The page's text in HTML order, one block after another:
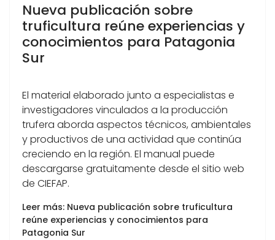
Nueva publicación sobre
truficultura reúne experiencias y
conocimientos para Patagonia
Sur
El material elaborado junto a especialistas e
investigadores vinculados a la producción
trufera aborda aspectos técnicos, ambientales
y productivos de una actividad que continúa
creciendo en la región. El manual puede
descargarse gratuitamente desde el sitio web
de CIEFAP.
Leer más: Nueva publicación sobre truficultura
reúne experiencias y conocimientos para
Patagonia Sur